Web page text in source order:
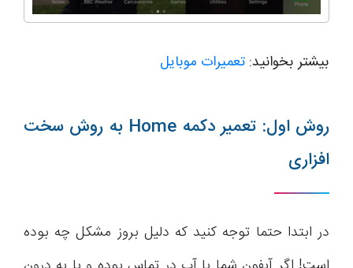
بیشتر بخوانید: تعمیرات موبایل
روش اول: تعمیر دکمه Home به روش سخت
افزاری
در ابتدا حتما توجه کنید که دلیل بروز مشکل چه بوده